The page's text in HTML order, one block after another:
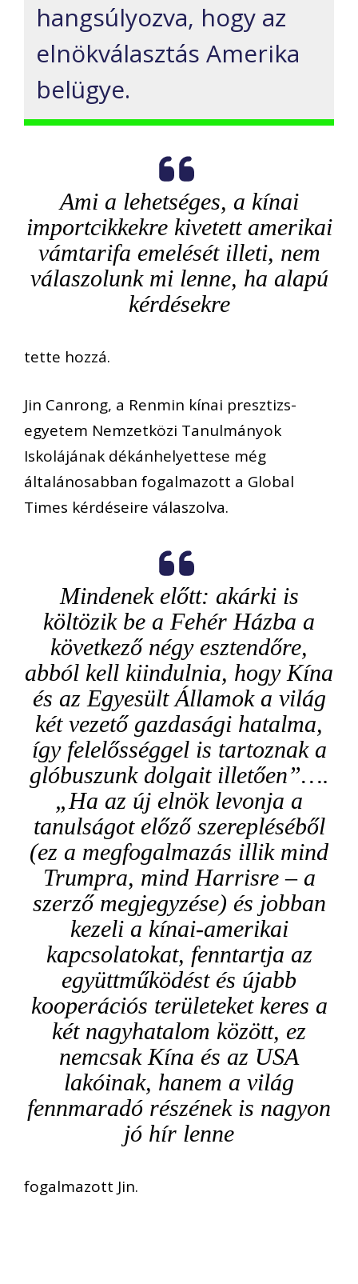
hangsúlyozva, hogy az
elnökválasztás Amerika
belügye.
Ami a lehetséges, a kínai
importcikkekre kivetett amerikai
vámtarifa emelését illeti, nem
válaszolunk mi lenne, ha alapú
kérdésekre
tette hozzá.
Jin Canrong, a Renmin kínai presztizs-
egyetem Nemzetközi Tanulmányok
Iskolájának dékánhelyettese még
általánosabban fogalmazott a Global
Times kérdéseire válaszolva.
Mindenek előtt: akárki is
költözik be a Fehér Házba a
következő négy esztendőre,
abból kell kiindulnia, hogy Kína
és az Egyesült Államok a világ
két vezető gazdasági hatalma,
így felelősséggel is tartoznak a
glóbuszunk dolgait illetően”….
„Ha az új elnök levonja a
tanulságot előző szerepléséből
(ez a megfogalmazás illik mind
Trumpra, mind Harrisre – a
szerző megjegyzése) és jobban
kezeli a kínai-amerikai
kapcsolatokat, fenntartja az
együttműködést és újabb
kooperációs területeket keres a
két nagyhatalom között, ez
nemcsak Kína és az USA
lakóinak, hanem a világ
fennmaradó részének is nagyon
jó hír lenne
fogalmazott Jin.